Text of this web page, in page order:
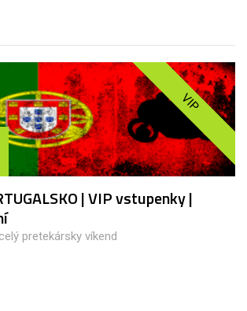
VIP
| VIP vstupenky |
pretekársky víkend